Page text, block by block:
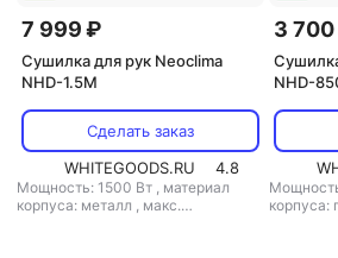
7 999 ₽
Сушилка для рук Neoclima
NHD-1.5M
Сделать заказ
WHITEGOODS.RU
4.8
Мощность: 1500 Вт , материал
корпуса: металл , макс.
3
NHD-
корпуса: